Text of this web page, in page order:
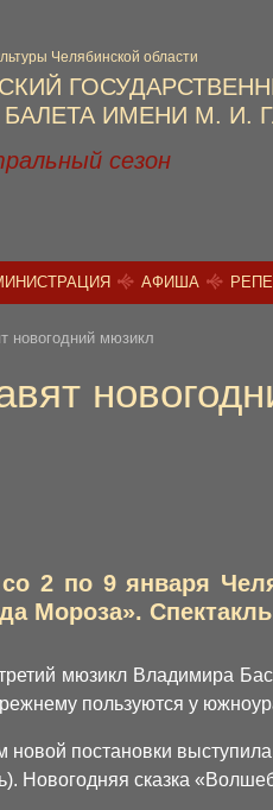
ИМЕНИ М. И.
Челябинской области
сезон
АФИША
новогодний мюзикл
2 по 9 января
Мороза».
мюзикл Владимира
пользуются у
новой постановки
Новогодняя сказка